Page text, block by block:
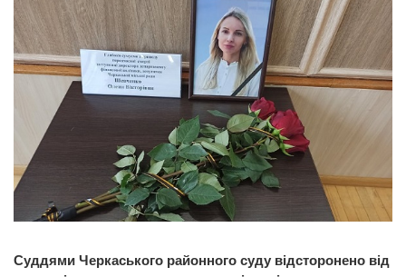
Суддями Черкаського районного суду відсторонено від